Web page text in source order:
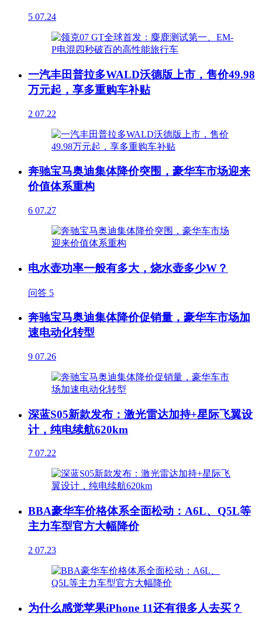
5 07.24
一汽丰田普拉多WALD沃德版上市，售价49.98
万元起，享多重购车补贴
2 07.22
奔驰宝马奥迪集体降价突围，豪华车市场迎来
价值体系重构
6 07.27
电水壶功率一般有多大，烧水壶多少W？
问答 5
奔驰宝马奥迪集体降价促销量，豪华车市场加
速电动化转型
9 07.26
深蓝S05新款发布：激光雷达加持+星际飞翼设
计，纯电续航620km
7 07.22
BBA豪华车价格体系全面松动：A6L、Q5L等
主力车型官方大幅降价
2 07.23
为什么感觉苹果iPhone 11还有很多人去买？